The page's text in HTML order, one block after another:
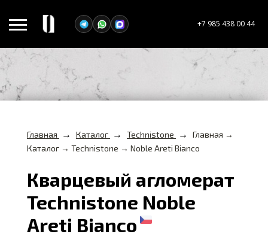
+7 985 438 00 44
Главная → Каталог → Technistone →
Главная →
Каталог → Technistone → Noble Areti Bianco
Кварцевый агломерат
Technistone Noble
Areti Bianco